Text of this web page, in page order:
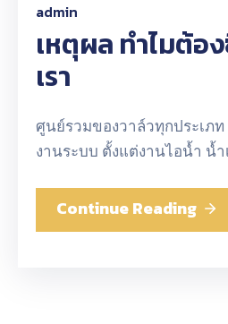
admin
เหตุผล ทำไมต้อ
เรา
ศูนย์รวมของวาล์วทุกประเภ
งานระบบ ตั้งแต่งานไอน้ำ น้ำ
Continue Reading